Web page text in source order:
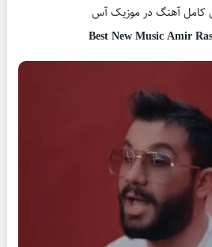
کامل آهنگ در موزیک آس
Best New Music Amir